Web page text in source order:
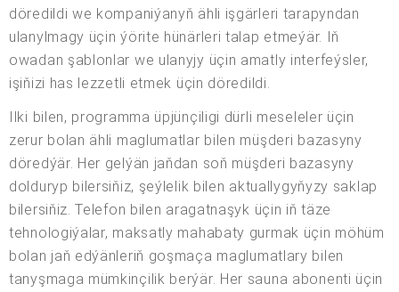
döredildi we kompaniýanyň ähli işgärleri tarapyndan
ulanylmagy üçin ýörite hünärleri talap etmeýär. Iň
owadan şablonlar we ulanyjy üçin amatly interfeýsler,
işiňizi has lezzetli etmek üçin döredildi.
Ilki bilen, programma üpjünçiligi dürli meseleler üçin
zerur bolan ähli maglumatlar bilen müşderi bazasyny
döredýär. Her gelýän jaňdan soň müşderi bazasyny
dolduryp bilersiňiz, şeýlelik bilen aktuallygyňyzy saklap
bilersiňiz. Telefon bilen aragatnaşyk üçin iň täze
tehnologiýalar, maksatly mahabaty gurmak üçin möhüm
bolan jaň edýänleriň goşmaça maglumatlary bilen
tanyşmaga mümkinçilik berýär. Her sauna abonenti üçin